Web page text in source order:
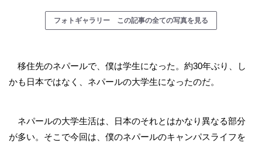
フォトギャラリー この記事の全ての写真を見る
移住先のネパールで、僕は学生になった。約30年ぶり、し
かも日本ではなく、ネパールの大学生になったのだ。
ネパールの大学生活は、日本のそれとはかなり異なる部分
が多い。そこで今回は、僕のネパールのキャンパスライフを